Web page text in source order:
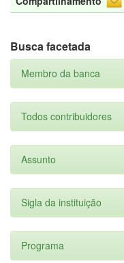
Busca facetada
Membro da banca
Todos contribuidores
Assunto
Sigla da instituição
Programa